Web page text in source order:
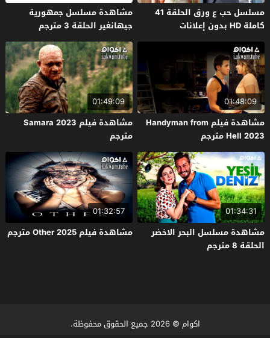
مسلسل حب ع ورق الحلقة 41
كاملة HD بدون إعلانات
مشاهدة مسلسل جمهورية
جيهانغير الحلقة 3 مترجم
01:48:09
مشاهدة فيلم Handyman from
Hell 2023 مترجم
01:49:09
مشاهدة فيلم Samara 2023
مترجم
01:34:31
مشاهدة مسلسل البحر الاخضر
الحلقة 8 مترجم
01:32:57
مشاهدة فيلم Other 2025 مترجم
اكوام © 2026 جميع الحقوق محفوظة.